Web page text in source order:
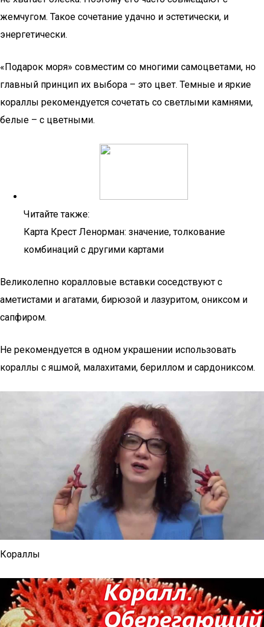
жемчугом. Такое сочетание удачно и эстетически, и
энергетически.
«Подарок моря» совместим со многими самоцветами, но
главный принцип их выбора – это цвет. Темные и яркие
кораллы рекомендуется сочетать со светлыми камнями,
белые – с цветными.
Читайте также:
Карта Крест Ленорман: значение, толкование
комбинаций с другими картами
Великолепно коралловые вставки соседствуют с
аметистами и агатами, бирюзой и лазуритом, ониксом и
сапфиром.
Не рекомендуется в одном украшении использовать
кораллы с яшмой, малахитами, бериллом и сардониксом.
Кораллы